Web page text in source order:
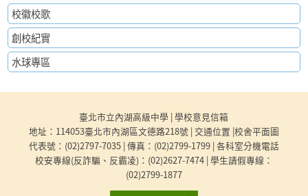
校徽校歌
創校紀實
水球專區
臺北市立內湖高級中學 |學校意見信箱
地址：114053臺北市內湖區文德路218號 | 交通位置 |校舍平面圖
代表號： (02)2797-7035| 傳真：(02)2799-1799 | 各科室分機電話
校安專線(反詐騙、反霸凌)： (02)2627-7474| 學生請假專線：
(02)2799-1877